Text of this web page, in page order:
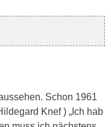
Schon 1961
Knef ) „Ich hab